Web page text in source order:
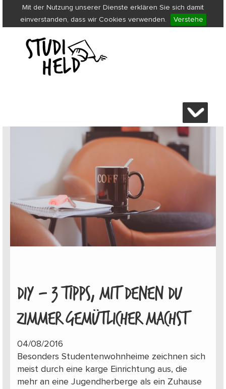
Mit der Nutzung unserer Dienste erklären Sie sich damit
einverstanden, dass wir Cookies verwenden.
Verstehe
DIY – 3 TIPPS, MIT DENEN DU
ZIMMER GEMÜTLICHER MACHST
04/08/2016
Besonders Studentenwohnheime zeichnen sich
meist durch eine karge Einrichtung aus, die
mehr an eine Jugendherberge als ein Zuhause